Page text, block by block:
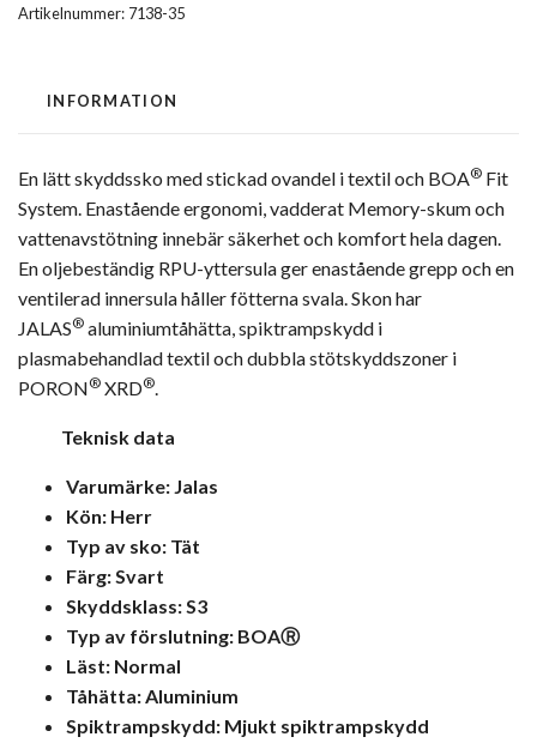
Artikelnummer: 7138-35
INFORMATION
En lätt skyddssko med stickad ovandel i textil och BOA® Fit
System. Enastående ergonomi, vadderat Memory-skum och
vattenavstötning innebär säkerhet och komfort hela dagen.
En oljebeständig RPU-yttersula ger enastående grepp och en
ventilerad innersula håller fötterna svala. Skon har
JALAS® aluminiumtåhätta, spiktrampskydd i
plasmabehandlad textil och dubbla stötskyddszoner i
PORON® XRD®.
Teknisk data
Varumärke: Jalas
Kön: Herr
Typ av sko: Tät
Färg: Svart
Skyddsklass: S3
Typ av förslutning: BOAⓇ
Läst: Normal
Tåhätta: Aluminium
Spiktrampskydd: Mjukt spiktrampskydd